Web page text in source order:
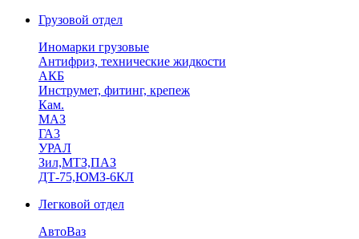
Грузовой отдел
Иномарки грузовые
Антифриз, технические жидкости
АКБ
Инструмет, фитинг, крепеж
Кам.
МАЗ
ГА3
УРАЛ
Зил,МТЗ,ПАЗ
ДТ-75,ЮМЗ-6КЛ
Легковой отдел
АвтоВаз